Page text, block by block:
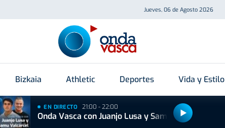
Jueves, 06 de Agosto 2026
Bizkaia Athletic Deportes Vida y Estilo
EN DIRECTO 21:00 - 22:00
Onda Vasca con Juanjo Lusa y Samu Valcárcel